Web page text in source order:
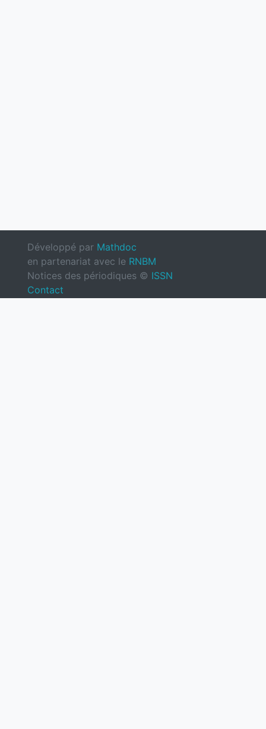
Développé par Mathdoc
en partenariat avec le RNBM
Notices des périodiques © ISSN
Contact